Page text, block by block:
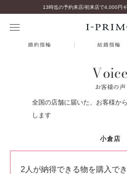
婚約指輪 結婚指輪
Voice
お客様の声
全国の店舗に届いた、お客様か
します
小倉店
2人が納得できる物を購入で